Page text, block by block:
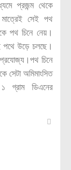
প্রজন্ম থেকে
মাত্রেই সেই পথ
পথ চিনে নেয়।
পথে উড়ে চলছে।
প্রযোজ্য।পথ চিনে
সেটা অমিমাংসিত
গ্রাম ডিএনের